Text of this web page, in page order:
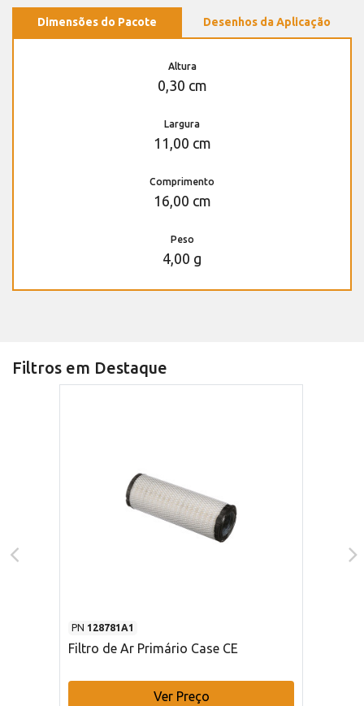
Dimensões do Pacote Desenhos da Aplicação
Altura
0,30 cm
Largura
11,00 cm
Comprimento
16,00 cm
Peso
4,00 g
Filtros em Destaque
PN 128781A1
Filtro de Ar Primário Case CE
Ver Preço